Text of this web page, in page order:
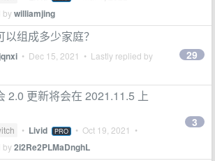
bywilliamjing
以组成多少家庭？
• Dec 15, 2021 • Lastly replied by 29
2.0 更新将会在 2021.11.5 上
• Livid PRO • Oct 19, 2021 •
by2i2Re2PLMaDnghL
3